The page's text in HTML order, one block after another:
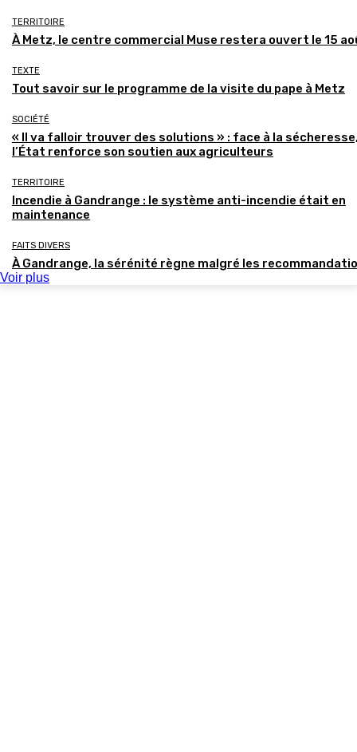
TERRITOIRE
À Metz, le centre commercial Muse restera ouvert le 15
TEXTE
Tout savoir sur le programme de la visite du pape à Metz
SOCIÉTÉ
« Il va falloir trouver des solutions » : face à la
l’État renforce son soutien aux agriculteurs
TERRITOIRE
Incendie à Gandrange : le système anti-incendie était en
maintenance
FAITS DIVERS
À Gandrange, la sérénité règne malgré les
Voir plus